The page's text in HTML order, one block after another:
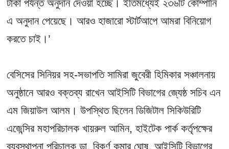
টাকা পর্যন্ত অনুদান দেওয়া হচ্ছে। ইতিমধ্যেই ২৩৬টি কোম্পানি
এ অনুদান পেয়েছে। আরও হাজারো স্টার্টআপে আমরা বিনিয়োগ
করতে চাই।’
বেসিসের সিনিয়র সহ-সভাপতি সামিরা জুবেরী হিমিকার সঞ্চালনায়
অনুষ্ঠানে আরও বক্তব্য রাখেন আইসিটি বিভাগের জ্যেষ্ঠ সচিব এন
এম জিয়াউল আলম। উপস্থিত ছিলেন ডিজিটাল সিকিউরিটি
এজেন্সির মহাপরিচালক খায়রুল আমিন, হাইটেক পার্ক কর্তৃপক্ষের
ব্যবস্থাপনা পরিচালক ডা. বিকর্ণ কুমার ঘোষ, আইসিটি বিভাগের